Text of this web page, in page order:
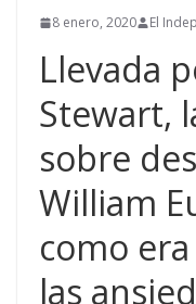
8 enero, 2020 El
Llevada
Stewart,
sobre
William
como
las